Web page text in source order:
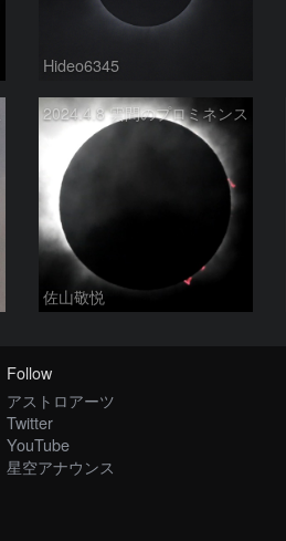
Hideo6345
2024.4.8 雲間のプロミネンス
佐山敬悦
Follow
アストロアーツ
Twitter
YouTube
星空アナウンス